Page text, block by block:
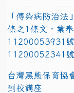
「傳染病防治
條之1條文，業
11200053931
11200052341
台灣黑熊保育協
到校講座